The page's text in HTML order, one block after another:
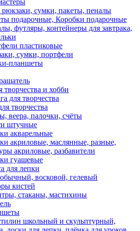
сумки, пакеты, пеналы
подарочные, Коробки подарочные
футляры, контейнеры для завтрака,
пластиковые
сумки, портфели
планшеты
творчества и хобби
для творчества
творчества
веера, палочки, счёты
штучные
акварельные
акриловые, маслянные, разные,
акриловые, разбавители
гуашевые
для лепки
восковой, гелевый
кистей
стаканы, мастихины
школьный и скульптурный,